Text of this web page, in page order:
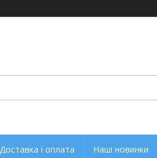
Доставка і оплата Наші новинки